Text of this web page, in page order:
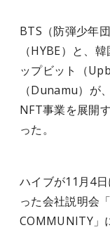
BTS（防弾少年
（HYBE）と、
ップビット（
（Dunamu）が
NFT事業を展開
った。
ハイブが11月4
った会社説明会
COMMUNITY」